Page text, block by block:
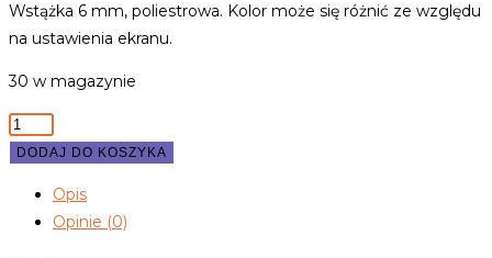
Wstążka 6 mm, poliestrowa. Kolor może się różnić ze względu
na ustawienia ekranu.
30 w magazynie
ilość
Wstążka
brązowy
DODAJ DO KOSZYKA
Opis
Opinie (0)